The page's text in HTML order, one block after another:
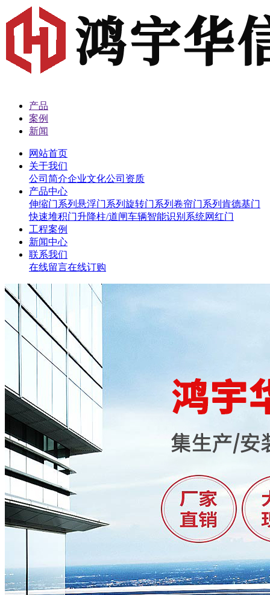
产品
案例
新闻
网站首页
关于我们
公司简介企业文化公司资质
产品中心
伸缩门系列 悬浮门系列 旋转门系列 卷帘门系列 肯德基门
快速堆积门升降柱/道闸车辆智能识别系统网红门
工程案例
新闻中心
联系我们
在线留言在线订购